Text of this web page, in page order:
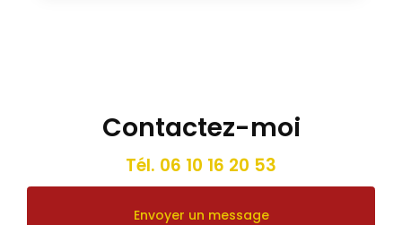
Contactez-moi
Tél. 06 10 16 20 53
Envoyer un message